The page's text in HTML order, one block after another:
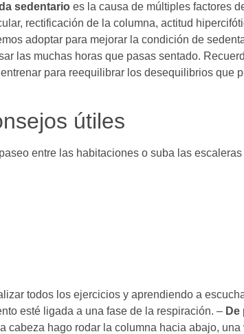
sedentario es la causa de múltiples factores
rectificación de la columna, actitud
adoptar para mejorar la condición de
las muchas horas que pasas sentado.
para reequilibrar los desequilibrios que
útiles
entre las habitaciones o suba las escaleras
todos los ejercicios y aprendiendo a
esté ligada a una fase de la respiración. – De
hago rodar la columna hacia abajo, una